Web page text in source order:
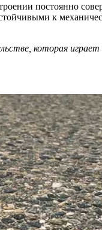
постоянно
к
которая